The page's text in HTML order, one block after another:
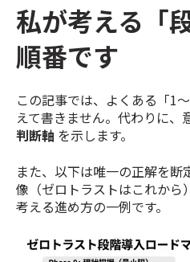
私が考える「
順番です
この記事では、よくある「1
えて書きません。代わりに、
判断軸 を示します。
また、以下は唯一の正解を
像（ゼロトラストはこれから
考える進め方の一例です。